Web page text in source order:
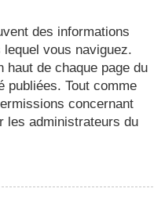
des informations
vous naviguez.
haut de chaque page du
publiées. Tout comme
concernant
les administrateurs du